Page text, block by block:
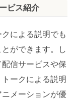
ビス紹介
による説明でも
ができます。し
信サービスや保
ークによる説明
メーションが優